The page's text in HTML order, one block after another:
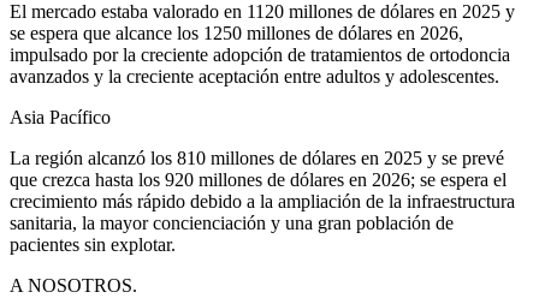
El mercado estaba valorado en 1120 millones de dólares en 2025 y
se espera que alcance los 1250 millones de dólares en 2026,
impulsado por la creciente adopción de tratamientos de ortodoncia
avanzados y la creciente aceptación entre adultos y adolescentes.
Asia Pacífico
La región alcanzó los 810 millones de dólares en 2025 y se prevé
que crezca hasta los 920 millones de dólares en 2026; se espera el
crecimiento más rápido debido a la ampliación de la infraestructura
sanitaria, la mayor concienciación y una gran población de
pacientes sin explotar.
A NOSOTROS.